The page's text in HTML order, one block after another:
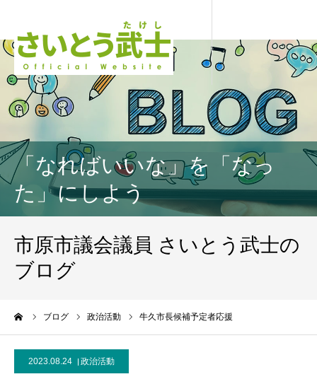
「なればいいな」を「なっ
た」にしよう
市原市議会議員 さいとう武士の
ブログ
ブログ 政治活動 牛久市長候補予定者応援
2023.08.24 政治活動